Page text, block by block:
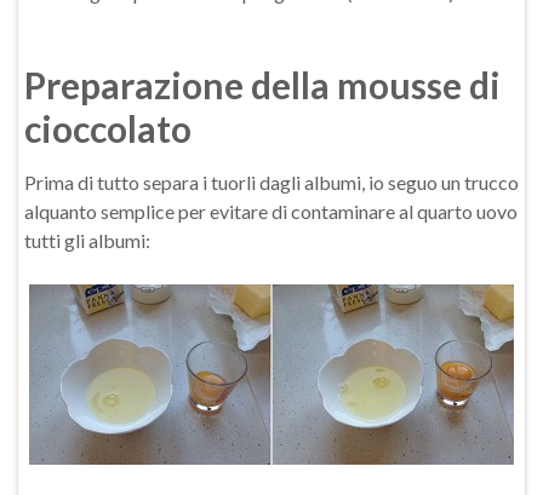
Preparazione della mousse di
cioccolato
Prima di tutto separa i tuorli dagli albumi, io seguo un trucco
alquanto semplice per evitare di contaminare al quarto uovo
tutti gli albumi: